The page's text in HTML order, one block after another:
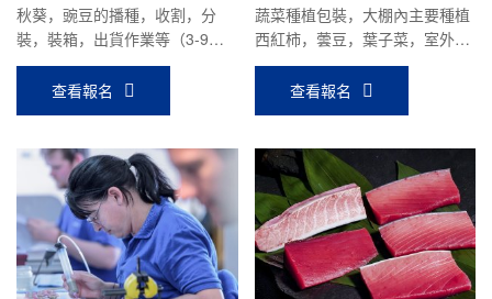
秋葵，豌豆的播種，收割，分
裝，裝箱，出貨作業等（3-9月
秋葵為主，10-2月豌豆為主）
查看報名
蔬菜種植包裝，大棚內主要種植
西紅柿，蕓豆，葉子菜，室外主
要種植大頭菜，胡蘿卜，秋葵等
蔬菜。查看報名